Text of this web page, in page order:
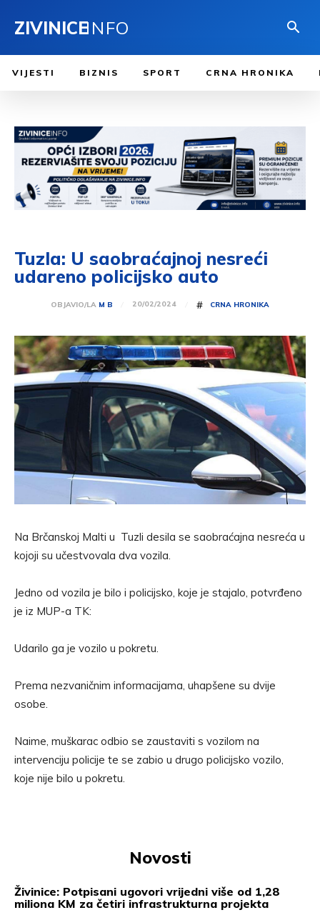
ZIVINICEINFO
VIJESTI BIZNIS SPORT CRNA HRONIKA
Tuzla: U saobraćajnoj nesreći
udareno policijsko auto
OBJAVIO/LA M B 20/02/2024 # CRNA HRONIKA
Na Brčanskoj Malti u Tuzli desila se saobraćajna nesreća u
kojoji su učestvovala dva vozila.
Jedno od vozila je bilo i policijsko, koje je stajalo, potvrđeno
je iz MUP-a TK:
Udarilo ga je vozilo u pokretu.
Prema nezvaničnim informacijama, uhapšene su dvije
osobe.
Naime, muškarac odbio se zaustaviti s vozilom na
intervenciju policije te se zabio u drugo policijsko vozilo,
koje nije bilo u pokretu.
Novosti
Živinice: Potpisani ugovori vrijedni više od 1,28
miliona KM za četiri infrastrukturna projekta